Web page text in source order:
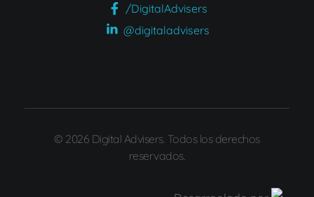
/DigitalAdvisers
@digitaladvisers
© 2026 Digital Advisers. Todos los derechos
reservados.